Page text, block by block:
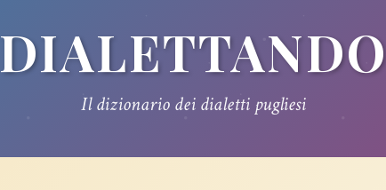
DIALETTANDO
Il dizionario dei dialetti pugliesi